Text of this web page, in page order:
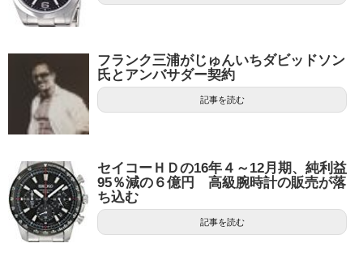
フランク三浦がじゅんいちダビッドソン
氏とアンバサダー契約
記事を読む
セイコーＨＤの16年４～12月期、純利益
95％減の６億円 高級腕時計の販売が落
ち込む
記事を読む